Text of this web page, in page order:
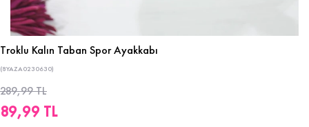
Troklu Kalın Taban Spor Ayakkabı
(8YAZA0230630)
289,99 TL
89,99 TL